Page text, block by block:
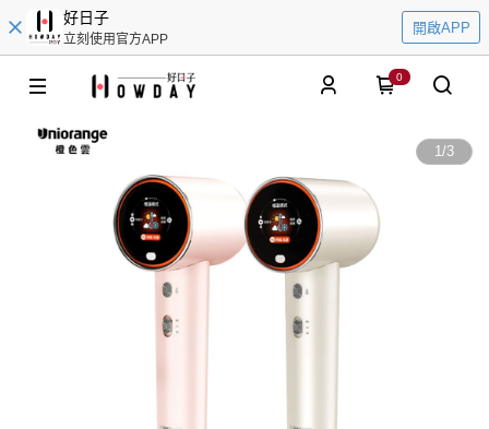
好日子
立刻使用官方APP
開啟APP
0
1/3